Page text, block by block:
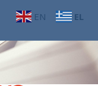
EN EL